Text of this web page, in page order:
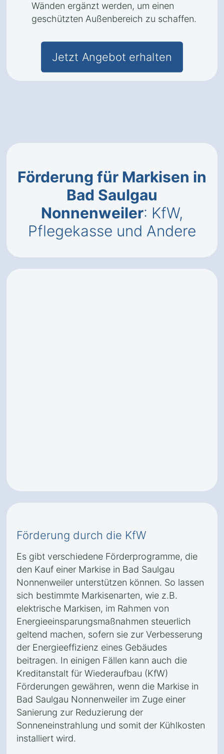
Wänden ergänzt werden, um einen
geschützten Außenbereich zu schaffen.
Jetzt Angebot erhalten
Förderung für Markisen in
Bad Saulgau
Nonnenweiler: KfW,
Pflegekasse und Andere
Förderung durch die KfW
Es gibt verschiedene Förderprogramme, die
den Kauf einer Markise in Bad Saulgau
Nonnenweiler unterstützen können. So lassen
sich bestimmte Markisenarten, wie z.B.
elektrische Markisen, im Rahmen von
Energieeinsparungsmaßnahmen steuerlich
geltend machen, sofern sie zur Verbesserung
der Energieeffizienz eines Gebäudes
beitragen. In einigen Fällen kann auch die
Kreditanstalt für Wiederaufbau (KfW)
Förderungen gewähren, wenn die Markise in
Bad Saulgau Nonnenweiler im Zuge einer
Sanierung zur Reduzierung der
Sonneneinstrahlung und somit der Kühlkosten
installiert wird.